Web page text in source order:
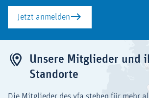
Jetzt anmelden
Unsere Mitglieder und
Standorte